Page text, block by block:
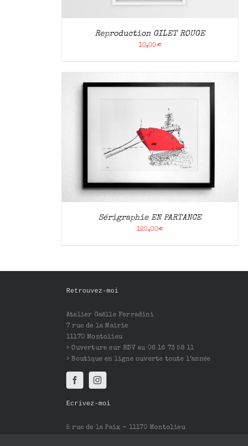
Reproduction GILET ROUGE
10,00€
Sérigraphie EN PARTANCE
120,00€
AJOUTER AU PANIER /
Retrouvez-moi
Atelier Gaëlle Ferradini
7 rue de la Mairie
11170 Montolieu
> Ouverture sur RDV au 06 16 73 58 11
> Boutique en ligne ouverte toute l’année
Ecrivez-moi
5 rue de la Paix – 11170 Montolieu